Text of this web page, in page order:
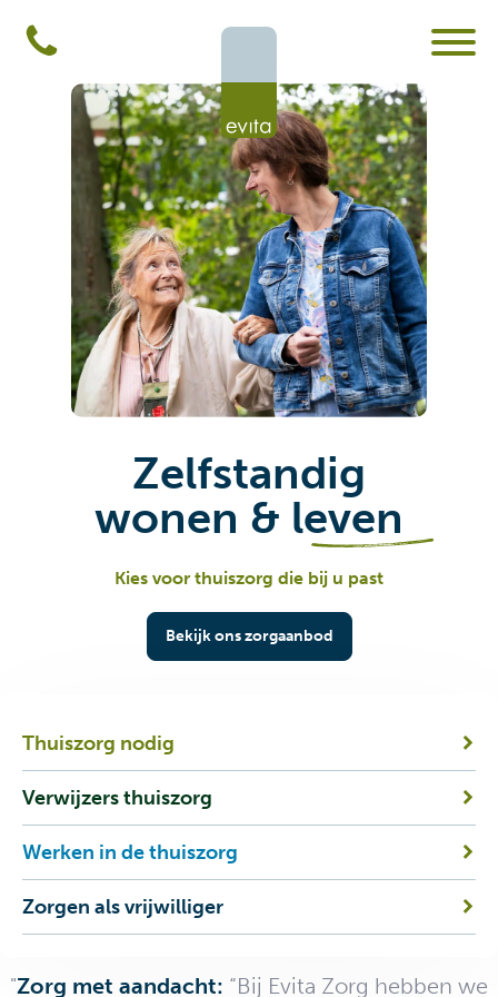
Zelfstandig
wonen & leven
Kies voor thuiszorg die bij u past
Bekijk ons zorgaanbod
Thuiszorg nodig
Verwijzers thuiszorg
Werken in de thuiszorg
Zorgen als vrijwilliger
"Zorg met aandacht: “Bij Evita Zorg hebben we